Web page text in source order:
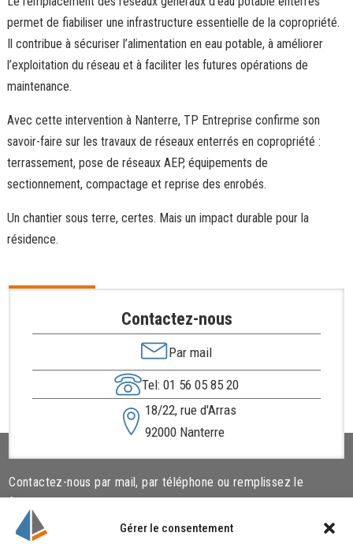
Gérer le consentement
permet de fiabiliser une infrastructure essentielle de la copropriété.
Il contribue à sécuriser l’alimentation en eau potable, à améliorer
l’exploitation du réseau et à faciliter les futures opérations de
maintenance.
Avec cette intervention à Nanterre, TP Entreprise confirme son
savoir-faire sur les travaux de réseaux enterrés en copropriété :
terrassement, pose de réseaux AEP, équipements de
sectionnement, compactage et reprise des enrobés.
Un chantier sous terre, certes. Mais un impact durable pour la
résidence.
Contactez-nous
Par mail
Tel: 01 56 05 85 20
18/22, rue d'Arras
92000 Nanterre
Contactez-nous par mail, par téléphone ou remplissez le